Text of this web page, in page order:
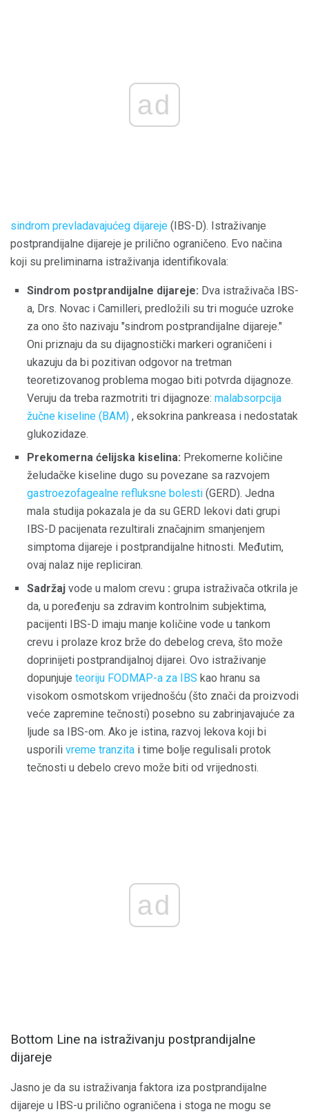
ad
sindrom prevladavajućeg dijareje (IBS-D). Istraživanje
postprandijalne dijareje je prilično ograničeno. Evo načina
koji su preliminarna istraživanja identifikovala:
Sindrom postprandijalne dijareje: Dva istraživača IBS-
a, Drs. Novac i Camilleri, predložili su tri moguće uzroke
za ono što nazivaju "sindrom postprandijalne dijareje."
Oni priznaju da su dijagnostički markeri ograničeni i
ukazuju da bi pozitivan odgovor na tretman
teoretizovanog problema mogao biti potvrda dijagnoze.
Veruju da treba razmotriti tri dijagnoze: malabsorpcija
žučne kiseline (BAM) , eksokrina pankreasa i nedostatak
glukozidaze.
Prekomerna ćelijska kiselina: Prekomerne količine
želudačke kiseline dugo su povezane sa razvojem
gastroezofagealne refluksne bolesti (GERD). Jedna
mala studija pokazala je da su GERD lekovi dati grupi
IBS-D pacijenata rezultirali značajnim smanjenjem
simptoma dijareje i postprandijalne hitnosti. Međutim,
ovaj nalaz nije repliciran.
Sadržaj vode u malom crevu : grupa istraživača otkrila je
da, u poređenju sa zdravim kontrolnim subjektima,
pacijenti IBS-D imaju manje količine vode u tankom
crevu i prolaze kroz brže do debelog creva, što može
doprinijeti postprandijalnoj dijarei. Ovo istraživanje
dopunjuje teoriju FODMAP-a za IBS kao hranu sa
visokom osmotskom vrijednošću (što znači da proizvodi
veće zapremine tečnosti) posebno su zabrinjavajuće za
ljude sa IBS-om. Ako je istina, razvoj lekova koji bi
usporili vreme tranzita i time bolje regulisali protok
tečnosti u debelo crevo može biti od vrijednosti.
ad
Bottom Line na istraživanju postprandijalne
dijareje
Jasno je da su istraživanja faktora iza postprandijalne
dijareje u IBS-u prilično ograničena i stoga ne mogu se